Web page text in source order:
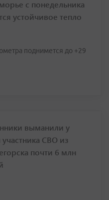
с понедельника
устойчивое тепло
поднимется до +29
выманили у
СВО из
почти 6 млн